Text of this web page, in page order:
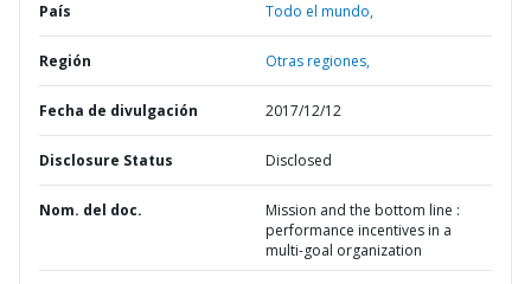
País Todo el mundo,
Región Otras regiones,
Fecha de divulgación 2017/12/12
Disclosure Status Disclosed
Nom. del doc.
Mission and the bottom line :
performance incentives in a
multi-goal organization